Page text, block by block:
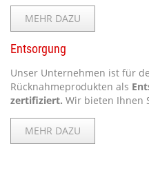
MEHR DAZU
Entsorgung
Unser Unternehmen ist für
Rücknahmeprodukten als
zertifiziert. Wir bieten Ihnen
MEHR DAZU